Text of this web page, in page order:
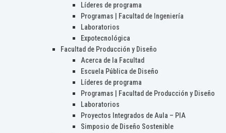
Líderes de programa
Programas | Facultad de Ingeniería
Laboratorios
Expotecnológica
Facultad de Producción y Diseño
Acerca de la Facultad
Escuela Pública de Diseño
Líderes de programa
Programas | Facultad de Producción y Diseño
Laboratorios
Proyectos Integrados de Aula – PIA
Simposio de Diseño Sostenible